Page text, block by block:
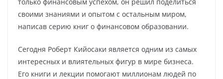
своими знаниями и опытом с остальным миром,
написав серию книг о финансовом образовании.
Сегодня Роберт Кийосаки является одним из самых
интересных и влиятельных фигур в мире бизнеса.
Его книги и лекции помогают миллионам людей по